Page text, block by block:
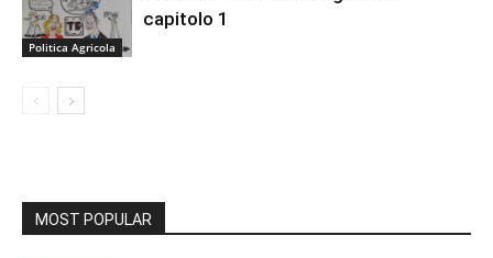
Politica Agricola
capitolo 1
MOST POPULAR